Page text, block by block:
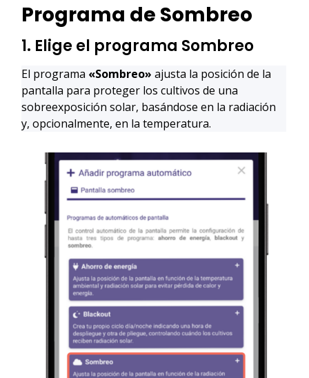
Programa de Sombreo
1. Elige el programa Sombreo
El programa «Sombreo» ajusta la posición de la
pantalla para proteger los cultivos de una
sobreexposición solar, basándose en la radiación
y, opcionalmente, en la temperatura.